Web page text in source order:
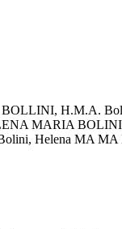
BOLLINI, H.M.A.
MARIA
Helena MA MA